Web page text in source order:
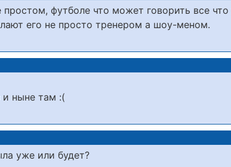
футболе что может говорить все
его не просто тренером а шоу-меном.
и ныне там :(
уже или будет?